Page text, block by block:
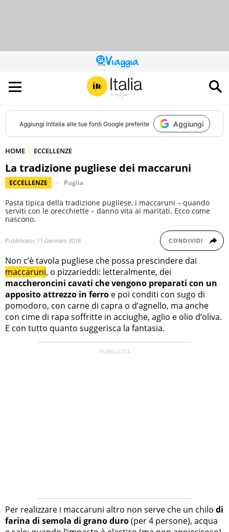
QUESTO
SITO
CONTRIBUISCE
ALL’AUDIENCE
DI
Aggiungi InItalia alle tue fonti Google preferite Aggiungi
HOME ECCELLENZE
La tradizione pugliese dei maccaruni
ECCELLENZE Puglia
Pasta tipica della tradizione pugliese, i maccaruni – quando
serviti con le orecchiette – danno vita ai maritati. Ecco come
nascono.
Pubblicato: 11 Gennaio 2018 CONDIVIDI
Non c’è tavola pugliese che possa prescindere dai
maccaruni, o pizzarieddi: letteralmente, dei
maccheroncini cavati che vengono preparati con un
apposito attrezzo in ferro e poi conditi con sugo di
pomodoro, con carne di capra o d’agnello, ma anche
con cime di rapa soffritte in acciughe, aglio e olio d’oliva.
E con tutto quanto suggerisca la fantasia.
Per realizzare i maccaruni altro non serve che un chilo di
farina di semola di grano duro(per 4 persone), acqua